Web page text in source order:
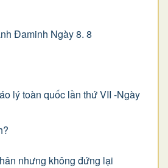
Đaminh Ngày 8. 8
lý toàn quốc lần thứ VII -Ngày
nhưng không đứng lại